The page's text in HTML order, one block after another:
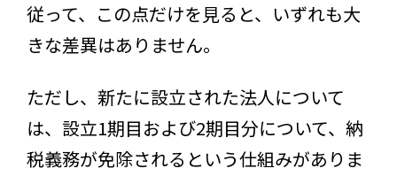
従って、この点だけを見ると、いずれも大
きな差異はありません。
ただし、新たに設立された法人について
は、設立1期目および2期目分について、納
税義務が免除されるという仕組みがありま